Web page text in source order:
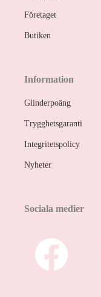
Företaget
Butiken
Information
Glinderpoäng
Trygghetsgaranti
Integritetspolicy
Nyheter
Sociala medier